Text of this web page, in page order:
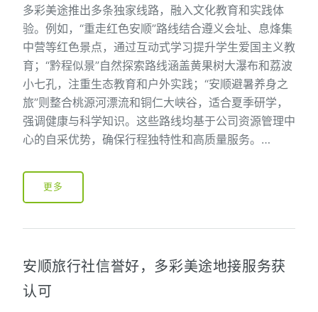
多彩美途推出多条独家线路，融入文化教育和实践体
验。例如，“重走红色安顺”路线结合遵义会址、息烽集
中营等红色景点，通过互动式学习提升学生爱国主义教
育；“黔程似景”自然探索路线涵盖黄果树大瀑布和荔波
小七孔，注重生态教育和户外实践；“安顺避暑养身之
旅”则整合桃源河漂流和铜仁大峡谷，适合夏季研学，
强调健康与科学知识。这些路线均基于公司资源管理中
心的自采优势，确保行程独特性和高质量服务。…
更多
安顺旅行社信誉好，多彩美途地接服务获
认可